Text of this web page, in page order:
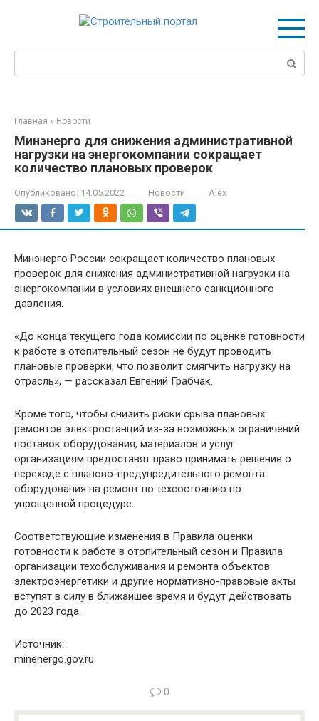
Поиск:
Главная » Новости
Минэнерго для снижения административной
нагрузки на энергокомпании сокращает
количество плановых проверок
Опубликовано: 14.05.2022 Новости Alex
Минэнерго России сокращает количество плановых
проверок для снижения административной нагрузки на
энергокомпании в условиях внешнего санкционного
давления.
«До конца текущего года комиссии по оценке готовности
к работе в отопительный сезон не будут проводить
плановые проверки, что позволит смягчить нагрузку на
отрасль», — рассказал Евгений Грабчак.
Кроме того, чтобы снизить риски срыва плановых
ремонтов электростанций из-за возможных ограничений
поставок оборудования, материалов и услуг
организациям предоставят право принимать решение о
переходе с планово-предупредительного ремонта
оборудования на ремонт по техсостоянию по
упрощенной процедуре.
Соответствующие изменения в Правила оценки
готовности к работе в отопительный сезон и Правила
организации техобслуживания и ремонта объектов
электроэнергетики и другие нормативно-правовые акты
вступят в силу в ближайшее время и будут действовать
до 2023 года.
Источник:
minenergo.gov.ru
0